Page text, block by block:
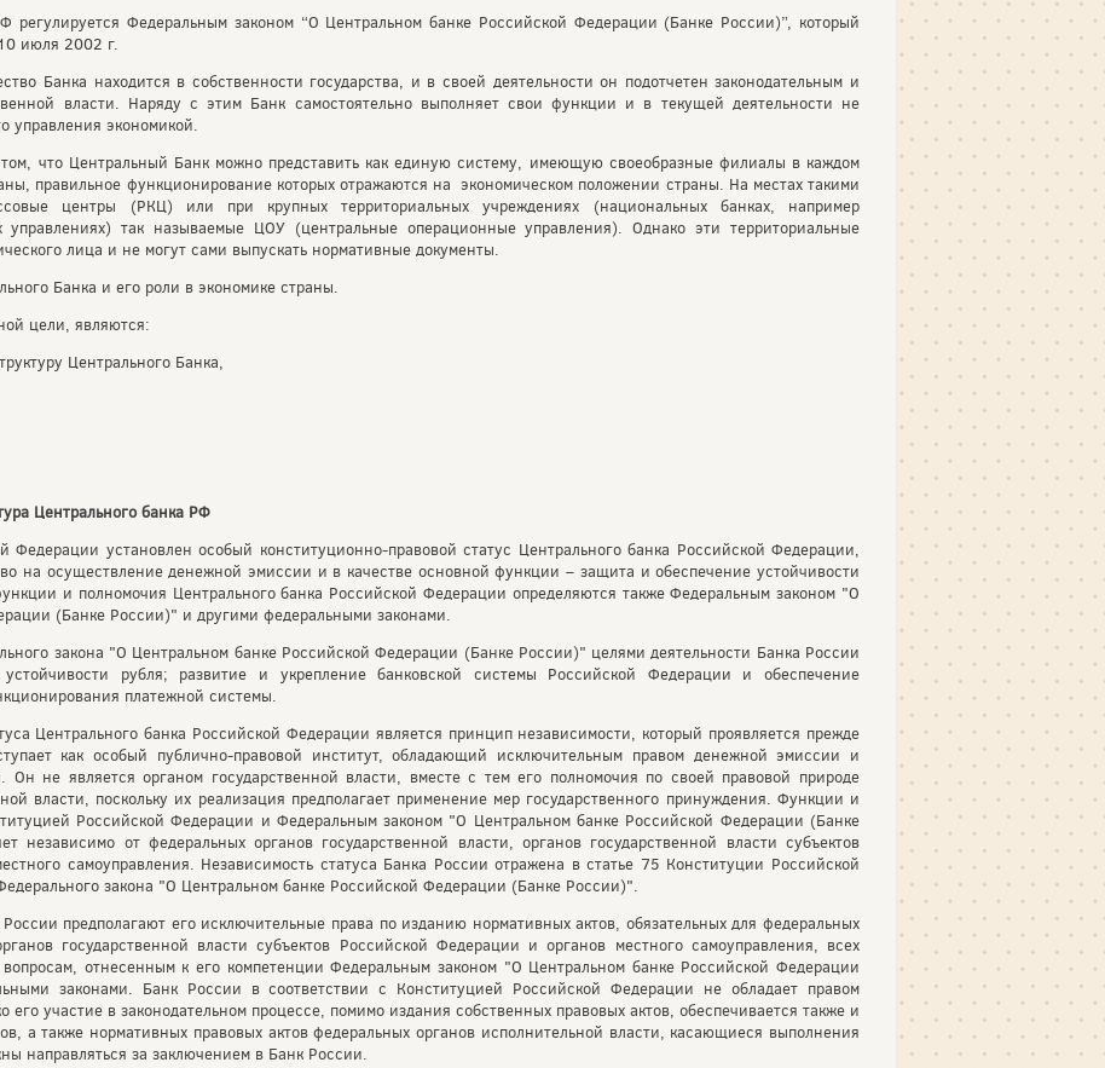
регулируется Федеральным законом “О Центральном банке Российской Федерации (Банке России)”, который
июля 2002 г.
Банка находится в собственности государства, и в своей деятельности он подотчетен законодательным и
власти. Наряду с этим Банк самостоятельно выполняет свои функции и в текущей деятельности не
управления экономикой.
том, что Центральный Банк можно представить как единую систему, имеющую своеобразные филиалы в каждом
правильное функционирование которых отражаются на экономическом положении страны. На местах такими
центры (РКЦ) или при крупных территориальных учреждениях (национальных банках, например
так называемые ЦОУ (центральные операционные управления). Однако эти территориальные
лица и не могут сами выпускать нормативные документы.
Банка и его роли в экономике страны.
цели, являются:
Центрального Банка,
Центрального банка РФ
Федерации установлен особый конституционно-правовой статус Центрального банка Российской Федерации,
на осуществление денежной эмиссии и в качестве основной функции – защита и обеспечение устойчивости
и полномочия Центрального банка Российской Федерации определяются также Федеральным законом "О
(Банке России)" и другими федеральными законами.
закона "О Центральном банке Российской Федерации (Банке России)" целями деятельности Банка России
рубля; развитие и укрепление банковской системы Российской Федерации и обеспечение
платежной системы.
Центрального банка Российской Федерации является принцип независимости, который проявляется прежде
как особый публично-правовой институт, обладающий исключительным правом денежной эмиссии и
Он не является органом государственной власти, вместе с тем его полномочия по своей правовой природе
власти, поскольку их реализация предполагает применение мер государственного принуждения. Функции и
Российской Федерации и Федеральным законом "О Центральном банке Российской Федерации (Банке
независимо от федеральных органов государственной власти, органов государственной власти субъектов
самоуправления. Независимость статуса Банка России отражена в статье 75 Конституции Российской
закона "О Центральном банке Российской Федерации (Банке России)".
предполагают его исключительные права по изданию нормативных актов, обязательных для федеральных
государственной власти субъектов Российской Федерации и органов местного самоуправления, всех
отнесенным к его компетенции Федеральным законом "О Центральном банке Российской Федерации
законами. Банк России в соответствии с Конституцией Российской Федерации не обладает правом
его участие в законодательном процессе, помимо издания собственных правовых актов, обеспечивается также и
а также нормативных правовых актов федеральных органов исполнительной власти, касающиеся выполнения
направляться за заключением в Банк России.